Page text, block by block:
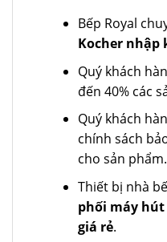
Bếp Royal
Kocher nhập
Quý khách
đến 40% các
Quý khách
chính sách
cho sản phẩm.
Thiết bị nhà
phối máy
giá rẻ.